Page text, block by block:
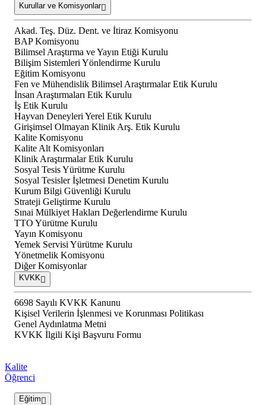
Kurullar ve Komisyonlar
Akad. Teş. Düz. Dent. ve İtiraz Komisyonu
BAP Komisyonu
Bilimsel Araştırma ve Yayın Etiği Kurulu
Bilişim Sistemleri Yönlendirme Kurulu
Eğitim Komisyonu
Fen ve Mühendislik Bilimsel Araştırmalar Etik Kurulu
İnsan Araştırmaları Etik Kurulu
İş Etik Kurulu
Hayvan Deneyleri Yerel Etik Kurulu
Girişimsel Olmayan Klinik Arş. Etik Kurulu
Kalite Komisyonu
Kalite Alt Komisyonları
Klinik Araştırmalar Etik Kurulu
Sosyal Tesis Yürütme Kurulu
Sosyal Tesisler İşletmesi Denetim Kurulu
Kurum Bilgi Güvenliği Kurulu
Strateji Geliştirme Kurulu
Sınai Mülkiyet Hakları Değerlendirme Kurulu
TTO Yürütme Kurulu
Yayın Komisyonu
Yemek Servisi Yürütme Kurulu
Yönetmelik Komisyonu
Diğer Komisyonlar
KVKK
6698 Sayılı KVKK Kanunu
Kişisel Verilerin İşlenmesi ve Korunması Politikası
Genel Aydınlatma Metni
KVKK İlgili Kişi Başvuru Formu
Kalite
Öğrenci
Eğitim